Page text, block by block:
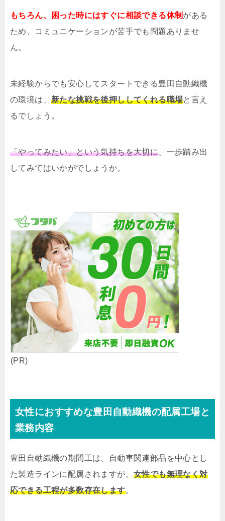
もちろん、困った時にはすぐに相談できる体制 がある
ため、コミュニケーションが苦手でも問題ありませ
ん。
未経験からでも安心してスタートできる豊田自動織機
の環境は、 新たな挑戦を後押ししてくれる職場と言え
るでしょう。
「やってみたい」という気持ちを大切に 、一歩踏み出
してみてはいかがでしょうか。
(PR)
女性におすすめな豊田自動織機の配属工場と
業務内容
豊田自動織機の期間工は、自動車関連部品を中心とし
た製造ラインに配属されますが、 女性でも無理なく対
応できる工程が多数存在します。